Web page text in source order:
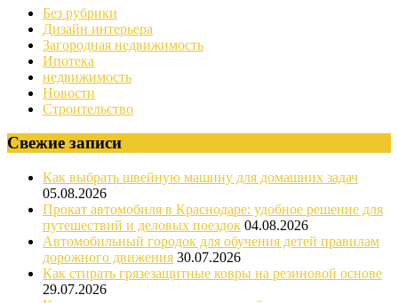
Без рубрики
Дизайн интерьера
Загородная недвижимость
Ипотека
недвижимость
Новости
Строительство
Свежие записи
Как выбрать швейную машину для домашних задач
05.08.2026
Прокат автомобиля в Краснодаре: удобное решение для
путешествий и деловых поездок 04.08.2026
Автомобильный городок для обучения детей правилам
дорожного движения 30.07.2026
Как стирать грязезащитные ковры на резиновой основе
29.07.2026